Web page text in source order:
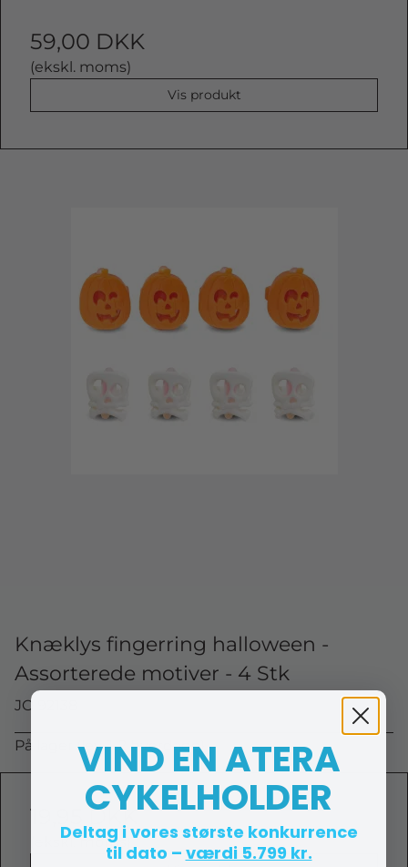
59,00 DKK
(ekskl. moms)
Vis produkt
Knæklys fingerring halloween -
Assorterede motiver - 4 Stk
JO 92138
På lager (lev. 1-2 hverdage)
19,95 DKK
(ekskl. moms)
VIND EN ATERA
CYKELHOLDER
Deltag i vores største konkurrence
til dato – værdi 5.799 kr.